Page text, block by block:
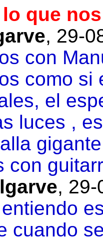
que
, 29-
con
como si
el
luces ,
con
, 29-
cuando